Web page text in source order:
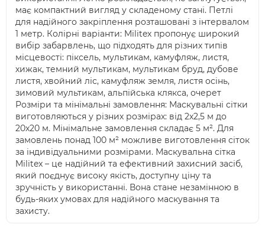
має компактний вигляд у складеному стані. Петлі
для надійного закріплення розташовані з інтервалом
1 метр. Колірні варіанти: Militex пропонує широкий
вибір забарвлень, що підходять для різних типів
місцевості: піксель, мультикам, камуфляж, листя,
хижак, темний мультикам, мультикам бруд, дубове
листя, хвойний ліс, камуфляж земля, листя осінь,
зимовий мультикам, альпійська клякса, очерет
Розміри та мінімальні замовлення: Маскувальні сітки
виготовляються у різних розмірах: від 2х2,5 м до
20х20 м. Мінімальне замовлення складає 5 м². Для
замовлень понад 100 м² можливе виготовлення сіток
за індивідуальними розмірами. Маскувальна сітка
Militex – це надійний та ефективний захисний засіб,
який поєднує високу якість, доступну ціну та
зручність у використанні. Вона стане незамінною в
будь-яких умовах для надійного маскування та
захисту.